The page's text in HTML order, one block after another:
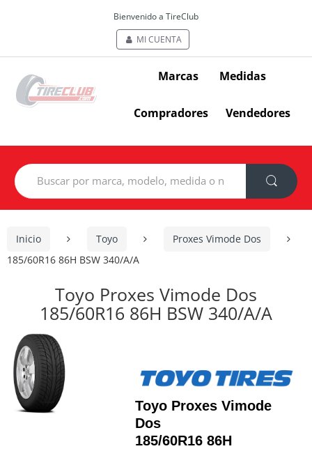
Bienvenido a TireClub
MI CUENTA
Marcas Medidas
Compradores Vendedores
Search
for:
Inicio Toyo
Proxes Vimode Dos
185/60R16 86H BSW 340/A/A
Toyo Proxes Vimode Dos
185/60R16 86H BSW 340/A/A
Toyo Proxes Vimode
Dos
185/60R16 86H